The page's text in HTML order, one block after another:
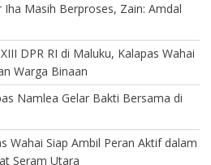
Masih Berproses, Zain: Amdal
DPR RI di Maluku, Kalapas Wahai
Warga Binaan
Namlea Gelar Bakti Bersama di
Wahai Siap Ambil Peran Aktif dalam
Seram Utara